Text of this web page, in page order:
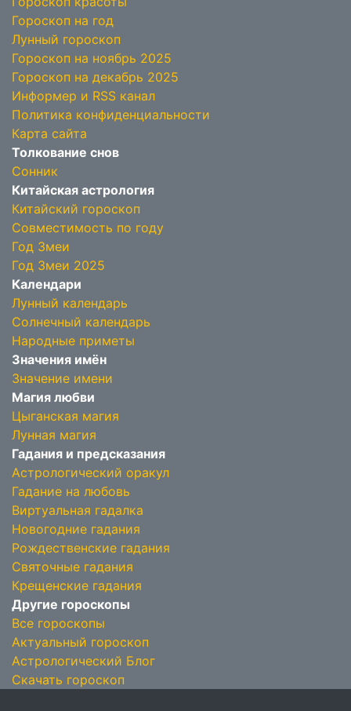
Гороскоп на год
Лунный гороскоп
Гороскоп на ноябрь 2025
Гороскоп на декабрь 2025
Информер и RSS канал
Политика конфиденциальности
Карта сайта
Толкование снов
Сонник
Китайская астрология
Китайский гороскоп
Совместимость по году
Год Змеи
Год Змеи 2025
Календари
Лунный календарь
Солнечный календарь
Народные приметы
Значения имён
Значение имени
Магия любви
Цыганская магия
Лунная магия
Гадания и предсказания
Астрологический оракул
Гадание на любовь
Виртуальная гадалка
Новогодние гадания
Рождественские гадания
Святочные гадания
Крещенские гадания
Другие гороскопы
Все гороскопы
Актуальный гороскоп
Астрологический Блог
Скачать гороскоп